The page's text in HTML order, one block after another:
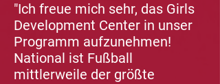
"Ich freue mich sehr, das Girls
Development Center in unser
Programm aufzunehmen!
National ist Fußball
mittlerweile der größte